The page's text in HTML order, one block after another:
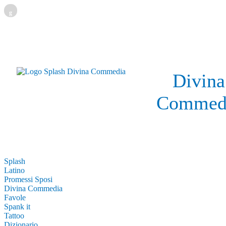
g
Divina
Splash
Latino
Promessi Sposi
Divina Commedia
Favole
Spank it
Tattoo